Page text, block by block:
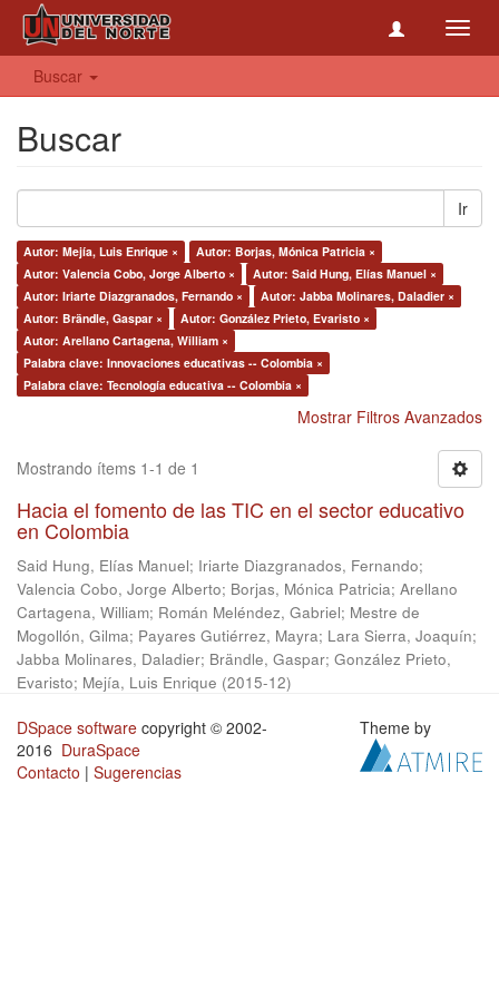
Buscar
Buscar
Ir
Autor: Mejía, Luis Enrique ×
Autor: Borjas, Mónica Patricia ×
Autor: Valencia Cobo, Jorge Alberto ×
Autor: Said Hung, Elías Manuel ×
Autor: Iriarte Diazgranados, Fernando ×
Autor: Jabba Molinares, Daladier ×
Autor: Brändle, Gaspar ×
Autor: González Prieto, Evaristo ×
Autor: Arellano Cartagena, William ×
Palabra clave: Innovaciones educativas -- Colombia ×
Palabra clave: Tecnología educativa -- Colombia ×
Mostrar Filtros Avanzados
Mostrando ítems 1-1 de 1
Hacia el fomento de las TIC en el sector educativo
en Colombia
Said Hung, Elías Manuel; Iriarte Diazgranados, Fernando;
Valencia Cobo, Jorge Alberto; Borjas, Mónica Patricia; Arellano
Cartagena, William; Román Meléndez, Gabriel; Mestre de
Mogollón, Gilma; Payares Gutiérrez, Mayra; Lara Sierra, Joaquín;
Jabba Molinares, Daladier; Brändle, Gaspar; González Prieto,
Evaristo; Mejía, Luis Enrique (2015-12)
DSpace software copyright © 2002-
2016 DuraSpace
Contacto | Sugerencias
Theme by